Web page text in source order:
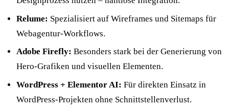
Relume: Spezialisiert auf Wireframes und Sitemaps für
Webagentur-Workflows.
Adobe Firefly: Besonders stark bei der Generierung von
Hero-Grafiken und visuellen Elementen.
WordPress + Elementor AI: Für direkten Einsatz in
WordPress-Projekten ohne Schnittstellenverlust.